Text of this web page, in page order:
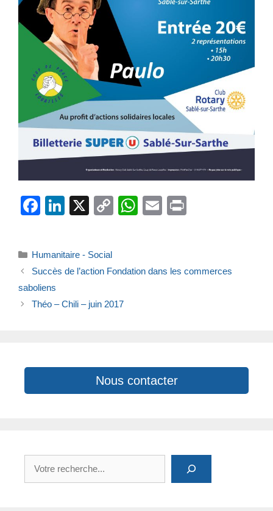
F
e
b
o
Li
e
n
X
C
y
n
W
s
E
Catégories
Humanitaire - Social
Succès de l’action Fondation dans les commerces
saboliens
Théo – Chili – juin 2017
Nous contacter